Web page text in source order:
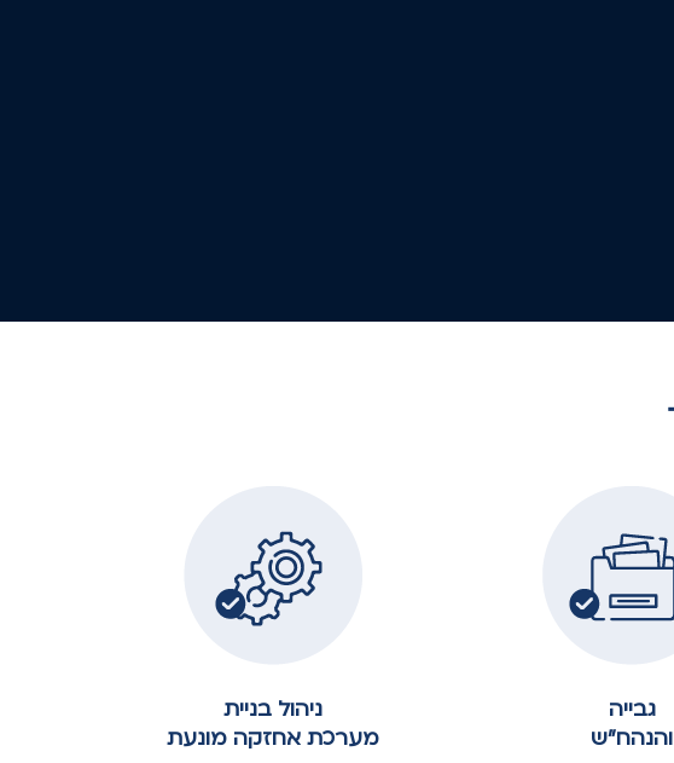
ניהול בניית
מערכת אחזקה מונעת
גבייה
והנהח״ש